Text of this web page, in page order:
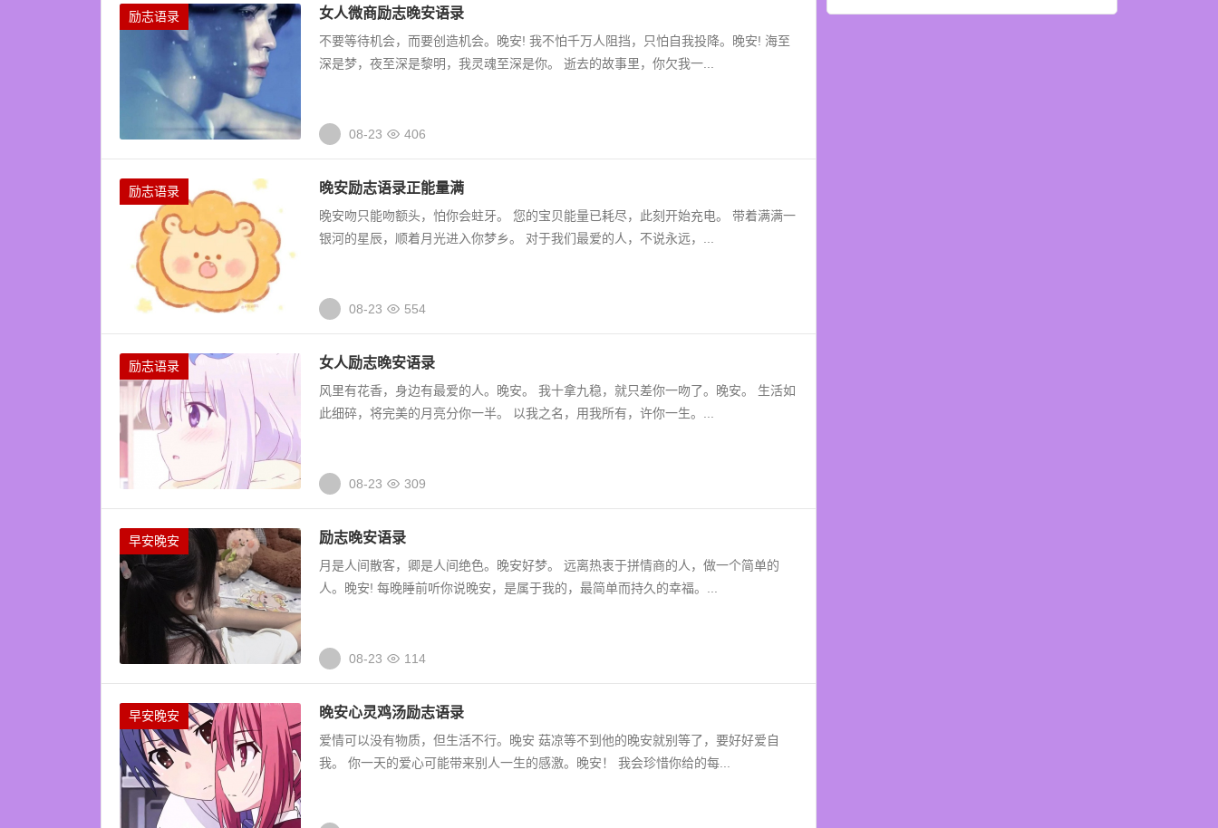
励志语录 女人微商励志晚安语录
不要等待机会，而要创造机会。晚安! 我不怕千万人阻挡，只怕自我投降。晚安! 海至
深是梦，夜至深是黎明，我灵魂至深是你。 逝去的故事里，你欠我一...
08-23 406
励志语录 晚安励志语录正能量满
晚安吻只能吻额头，怕你会蛀牙。 您的宝贝能量已耗尽，此刻开始充电。 带着满满一
银河的星辰，顺着月光进入你梦乡。 对于我们最爱的人，不说永远，...
08-23 554
励志语录 女人励志晚安语录
风里有花香，身边有最爱的人。晚安。 我十拿九稳，就只差你一吻了。晚安。 生活如
此细碎，将完美的月亮分你一半。 以我之名，用我所有，许你一生。...
08-23 309
早安晚安 励志晚安语录
月是人间散客，卿是人间绝色。晚安好梦。 远离热衷于拼情商的人，做一个简单的
人。晚安! 每晚睡前听你说晚安，是属于我的，最简单而持久的幸福。...
08-23 114
早安晚安 晚安心灵鸡汤励志语录
爱情可以没有物质，但生活不行。晚安 菇凉等不到他的晚安就别等了，要好好爱自
我。 你一天的爱心可能带来别人一生的感激。晚安！ 我会珍惜你给的每...